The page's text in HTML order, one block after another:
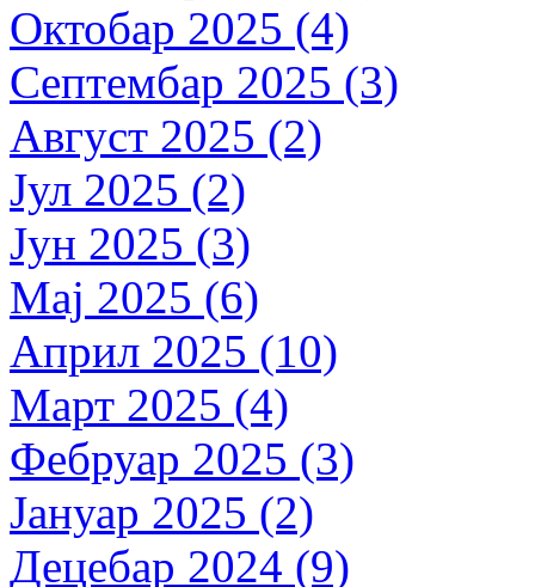
Октобар 2025 (4)
Септембар 2025 (3)
Август 2025 (2)
Јул 2025 (2)
Јун 2025 (3)
Мај 2025 (6)
Април 2025 (10)
Март 2025 (4)
Фебруар 2025 (3)
Јануар 2025 (2)
Децебар 2024 (9)